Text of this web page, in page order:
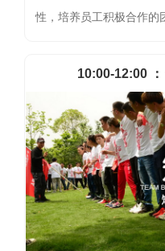
性，培养员工积极合作的
10:00-12:00